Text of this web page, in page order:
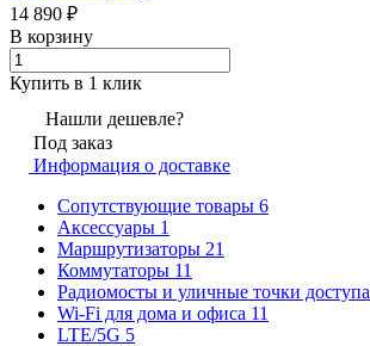
14 890 ₽
В корзину
Купить в 1 клик
Нашли дешевле?
Под заказ
Информация о доставке
Сопутствующие товары 6
Аксессуары 1
Маршрутизаторы 21
Коммутаторы 11
Радиомосты и уличные точки доступа
Wi-Fi для дома и офиса 11
LTE/5G 5